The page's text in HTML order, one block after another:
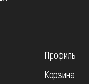
Профиль
Корзина